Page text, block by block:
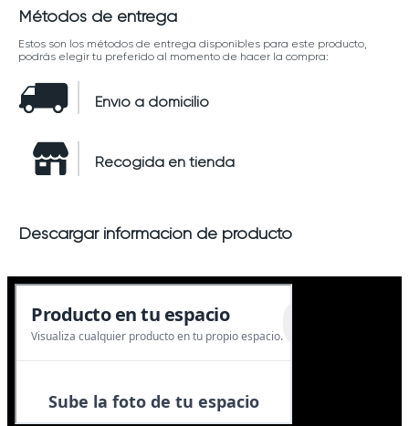
Métodos de entrega
Estos son los métodos de entrega disponibles para este producto,
podrás elegir tu preferido al momento de hacer la compra:
Envío a domicilio
Recogida en tienda
Descargar información de producto